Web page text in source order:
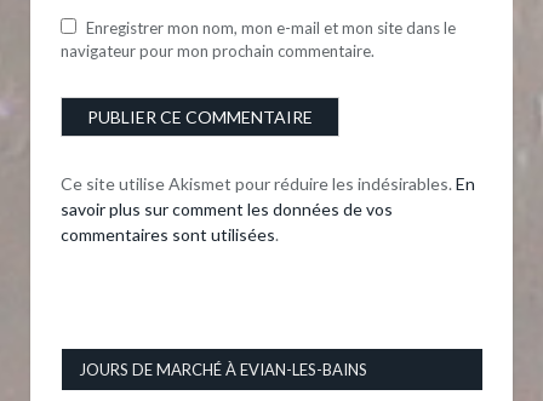
Enregistrer mon nom, mon e-mail et mon site dans le
navigateur pour mon prochain commentaire.
Ce site utilise Akismet pour réduire les indésirables. En
savoir plus sur comment les données de vos
commentaires sont utilisées.
JOURS DE MARCHÉ À EVIAN-LES-BAINS